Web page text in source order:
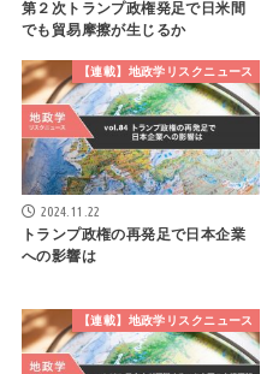
第２次トランプ政権発足で日米間
でも貿易摩擦が生じるか
【連載】地政学リスクニュース
2024.11.22
トランプ政権の再発足で日本企業
への影響は
【連載】地政学リスクニュース